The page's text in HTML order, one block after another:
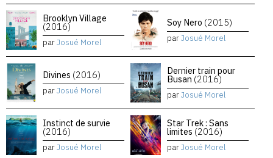
Brooklyn Village
(2016)
parJosué Morel
Soy Nero (2015)
parJosué Morel
Divines (2016)
parJosué Morel
Dernier train pour
Busan (2016)
parJosué Morel
Instinct de survie
(2016)
parJosué Morel
Star Trek : Sans
limites (2016)
parJosué Morel